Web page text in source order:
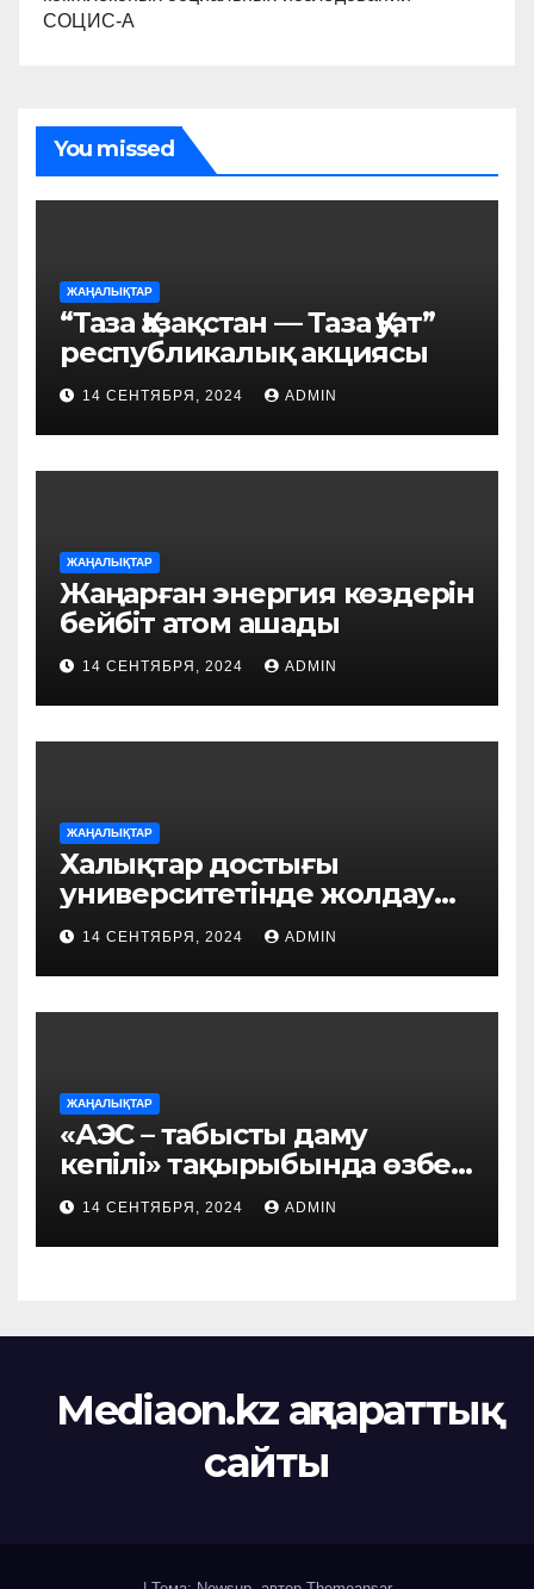
СОЦИС-А
You missed
ЖАҢАЛЫҚТАР
“Таза Қазақстан — Таза Қуат”
республикалық акциясы
14 СЕНТЯБРЯ, 2024 ADMIN
ЖАҢАЛЫҚТАР
Жаңарған энергия көздерін
бейбіт атом ашады
14 СЕНТЯБРЯ, 2024 ADMIN
ЖАҢАЛЫҚТАР
Халықтар достығы
университетінде жолдау
талқыланды
14 СЕНТЯБРЯ, 2024 ADMIN
ЖАҢАЛЫҚТАР
«АЭС – табысты даму
кепілі» тақырыбында өзбек
этномәдени бірлестігі
мүшелерінің кездесуі өтті
14 СЕНТЯБРЯ, 2024 ADMIN
Mediaon.kz ақпараттық
сайты